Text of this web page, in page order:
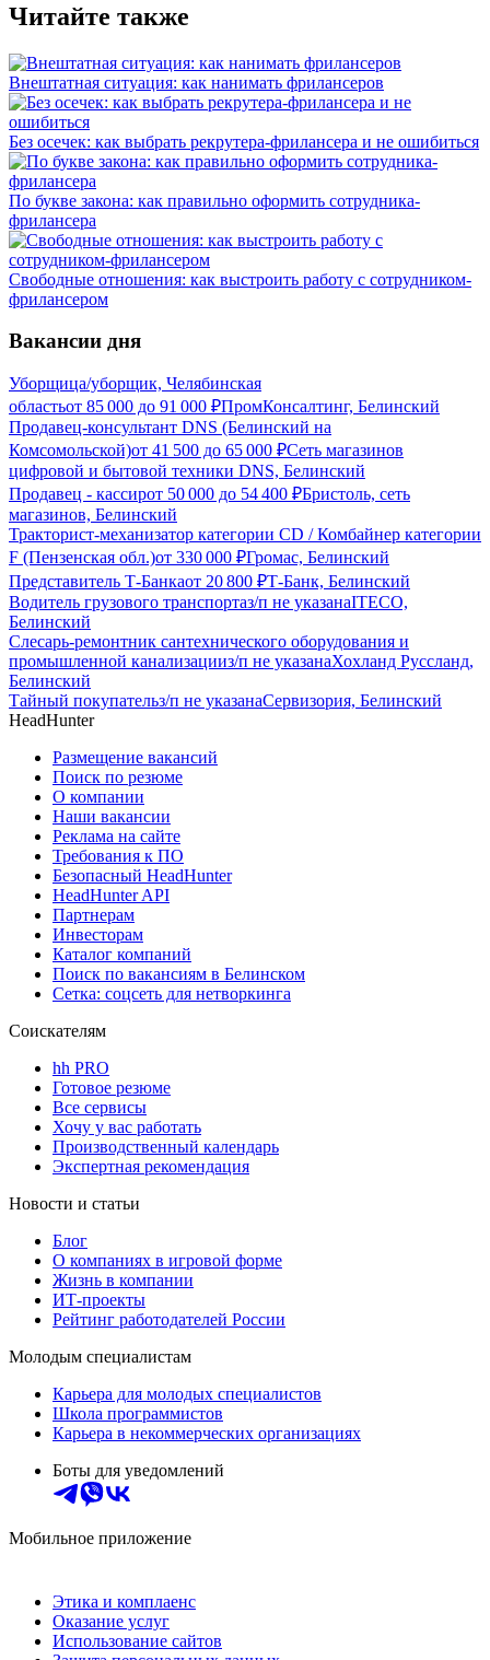
Читайте также
Внештатная ситуация: как нанимать фрилансеров
Без осечек: как выбрать рекрутера-фрилансера и не ошибиться
По букве закона: как правильно оформить сотрудника-
фрилансера
Свободные отношения: как выстроить работу с сотрудником-
фрилансером
Вакансии дня
Уборщица/уборщик, Челябинская
областьот 85 000 до 91 000 ₽ПромКонсалтинг, Белинский
Продавец-консультант DNS (Белинский на
Комсомольской)от 41 500 до 65 000 ₽Сеть магазинов
цифровой и бытовой техники DNS, Белинский
Продавец - кассирот 50 000 до 54 400 ₽Бристоль, сеть
магазинов, Белинский
Тракторист-механизатор категории CD / Комбайнер категории
F (Пензенская обл.)от 330 000 ₽Громас, Белинский
Представитель Т-Банкаот 20 800 ₽Т-Банк, Белинский
Водитель грузового транспортаз/п не указанаITECO,
Белинский
Слесарь-ремонтник сантехнического оборудования и
промышленной канализацииз/п не указанаХохланд Руссланд,
Белинский
Тайный покупательз/п не указанаСервизория, Белинский
HeadHunter
Размещение вакансий
Поиск по резюме
О компании
Наши вакансии
Реклама на сайте
Требования к ПО
Безопасный HeadHunter
HeadHunter API
Партнерам
Инвесторам
Каталог компаний
Поиск по вакансиям в Белинском
Сетка: соцсеть для нетворкинга
Соискателям
hh PRO
Готовое резюме
Все сервисы
Хочу у вас работать
Производственный календарь
Экспертная рекомендация
Новости и статьи
Блог
О компаниях в игровой форме
Жизнь в компании
ИТ-проекты
Рейтинг работодателей России
Молодым специалистам
Карьера для молодых специалистов
Школа программистов
Карьера в некоммерческих организациях
Боты для уведомлений
Мобильное приложение
Этика и комплаенс
Оказание услуг
Использование сайтов